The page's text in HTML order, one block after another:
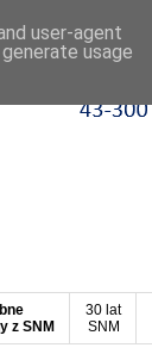
z SNM
30 lat
SNM
user-agent
usage